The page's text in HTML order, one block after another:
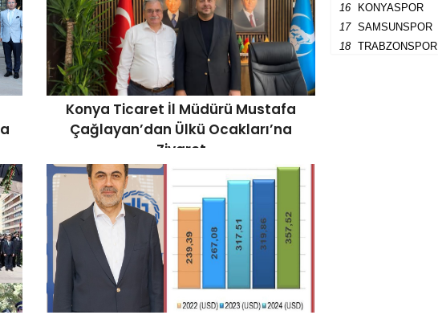
Konya Ticaret İl Müdürü Mustafa
Çağlayan’dan Ülkü Ocakları’na
Ziyaret
16
KONYASPOR
17
SAMSUNSPOR
18
TRABZONSPOR